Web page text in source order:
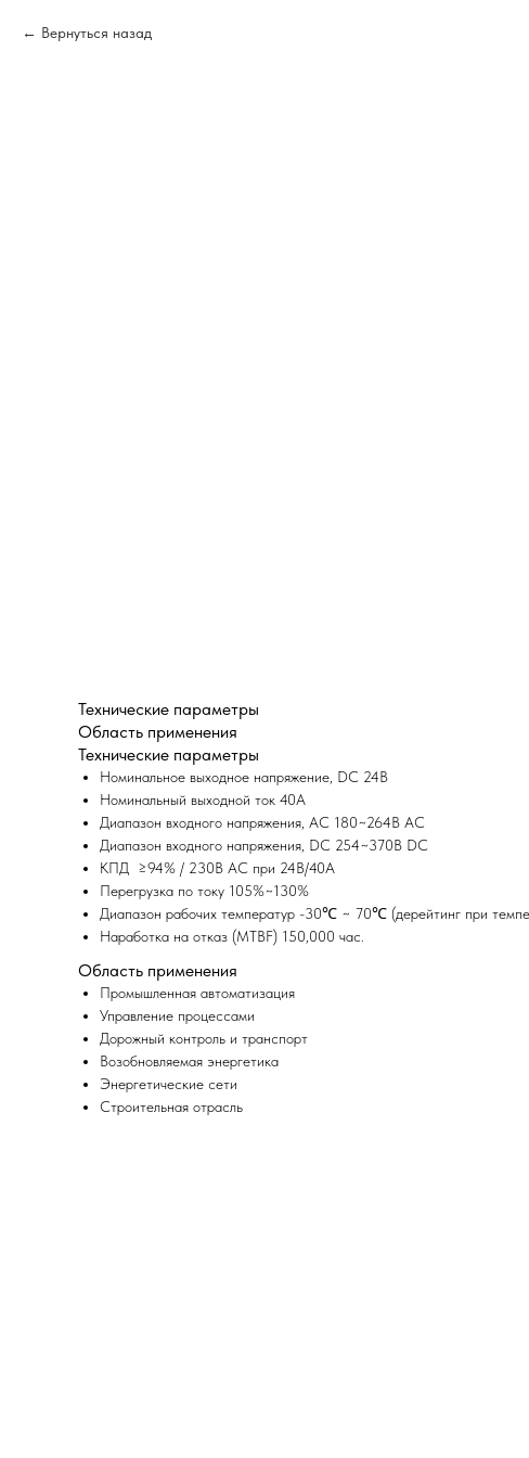
Вернуться назад
Технические параметры
Область применения
Технические параметры
Номинальное выходное напряжение, DC 24В
Номинальный выходной ток 40A
Диапазон входного напряжения, AC 180~264В AC
Диапазон входного напряжения, DC 254~370В DC
КПД ≥94% / 230В AC при 24В/40A
Перегрузка по току 105%~130%
Диапазон рабочих температур -30℃ ~ 70℃ (дерейтинг при
Наработка на отказ (MTBF) 150,000 час.
Область применения
Промышленная автоматизация
Управление процессами
Дорожный контроль и транспорт
Возобновляемая энергетика
Энергетические сети
Строительная отрасль